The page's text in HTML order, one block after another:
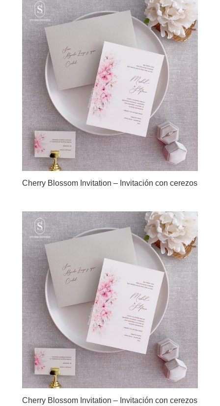
Cherry Blossom Invitation – Invitación con cerezos
Cherry Blossom Invitation – Invitación con cerezos